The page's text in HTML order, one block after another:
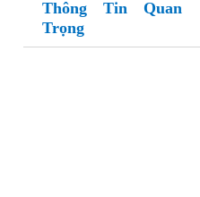
Thông Tin Quan
Trọng